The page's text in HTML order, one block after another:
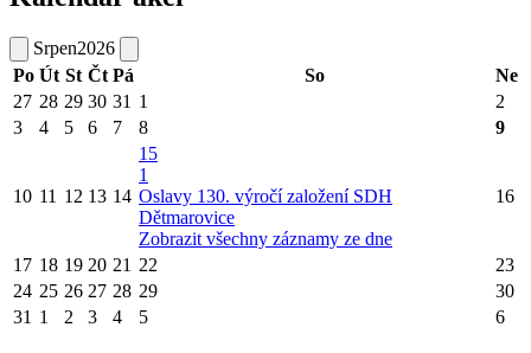
Srpen2026
Po Út St Čt Pá So
Ne
27 28 29 30 31 1
2
3
4 5 6 7 8 9
10 11 12 13 14
15
1
Oslavy 130. výročí založení SDH
Dětmarovice
Zobrazit všechny záznamy ze dne
16
17 18 19 20 21 22
23
24 25 26 27 28 29
30
31 1 2 3 4 5 6